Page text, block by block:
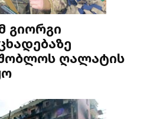
გიორგი
ღალატის